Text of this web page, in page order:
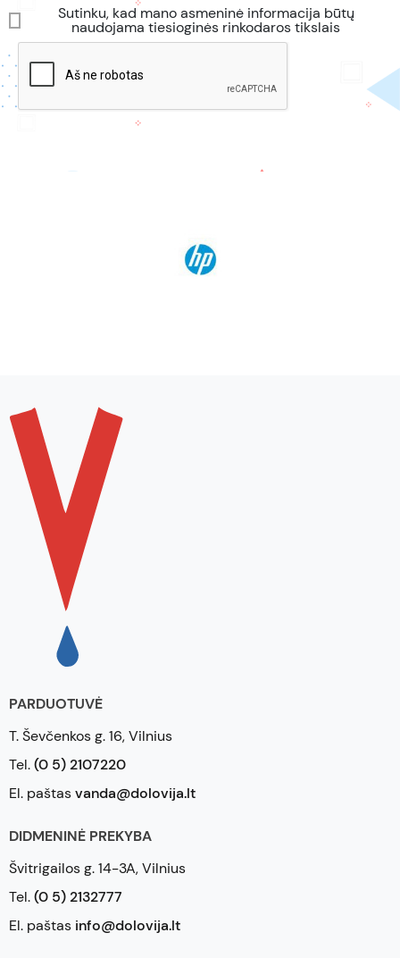
Sutinku, kad mano asmeninė informacija būtų
naudojama tiesioginės rinkodaros tikslais
PARDUOTUVĖ
T. Ševčenkos g. 16, Vilnius
Tel.(0 5) 2107220
El. paštasvanda@dolovija.lt
DIDMENINĖ PREKYBA
Švitrigailos g. 14-3A, Vilnius
Tel.(0 5) 2132777
El. paštas info@dolovija.lt